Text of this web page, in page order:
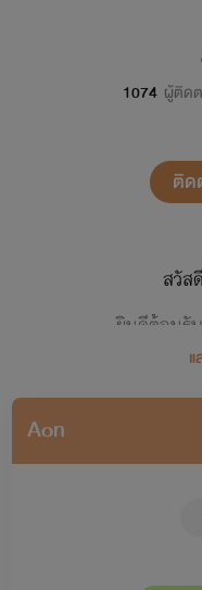
1074 ผู้ติด
ติด
สวัส
ยินดีต้อนรั
ฝากติ
Aon